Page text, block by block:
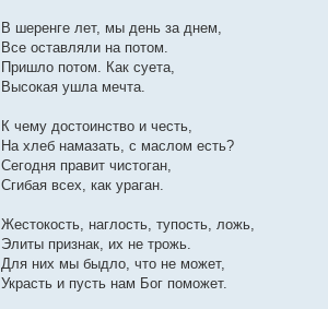
В шеренге лет, мы день за днем,
Все оставляли на потом.
Пришло потом. Как суета,
Высокая ушла мечта.
К чему достоинство и честь,
На хлеб намазать, с маслом есть?
Сегодня правит чистоган,
Сгибая всех, как ураган.
Жестокость, наглость, тупость, ложь,
Элиты признак, их не трожь.
Для них мы быдло, что не может,
Украсть и пусть нам Бог поможет.